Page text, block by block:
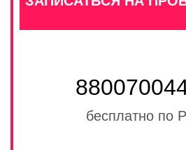
Политика конфиденциальности